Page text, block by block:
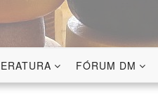
FÓRUM DM